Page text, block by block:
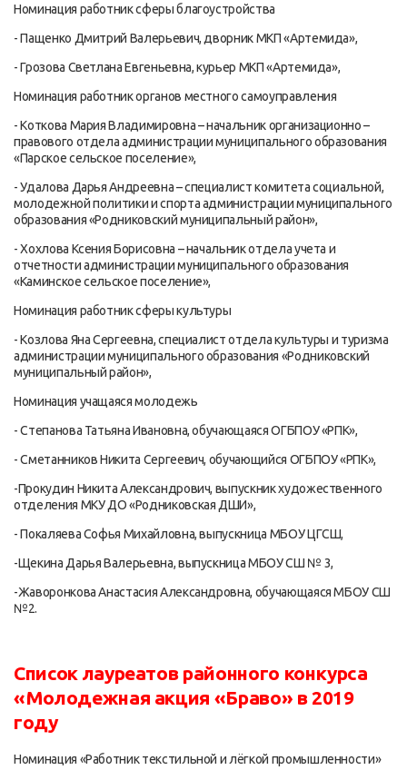
Номинация работник сферы благоустройства
- Пащенко Дмитрий Валерьевич, дворник МКП «Артемида»,
- Грозова Светлана Евгеньевна, курьер МКП «Артемида»,
Номинация работник органов местного самоуправления
- Коткова Мария Владимировна – начальник организационно –
правового отдела администрации муниципального образования
«Парское сельское поселение»,
- Удалова Дарья Андреевна – специалист комитета социальной,
молодежной политики и спорта администрации муниципального
образования «Родниковский муниципальный район»,
- Хохлова Ксения Борисовна – начальник отдела учета и
отчетности администрации муниципального образования
«Каминское сельское поселение»,
Номинация работник сферы культуры
- Козлова Яна Сергеевна, специалист отдела культуры и туризма
администрации муниципального образования «Родниковский
муниципальный район»,
Номинация учащаяся молодежь
- Степанова Татьяна Ивановна, обучающаяся ОГБПОУ «РПК»,
- Сметанников Никита Сергеевич, обучающийся ОГБПОУ «РПК»,
-Прокудин Никита Александрович, выпускник художественного
отделения МКУ ДО «Родниковская ДШИ»,
- Покаляева Софья Михайловна, выпускница МБОУ ЦГСШ,
-Щекина Дарья Валерьевна, выпускница МБОУ СШ № 3,
-Жаворонкова Анастасия Александровна, обучающаяся МБОУ СШ
№2.
Список лауреатоврайонного конкурса
«Молодежная акция «Браво» в 2019
году
Номинация «Работник текстильной и лёгкой промышленности»